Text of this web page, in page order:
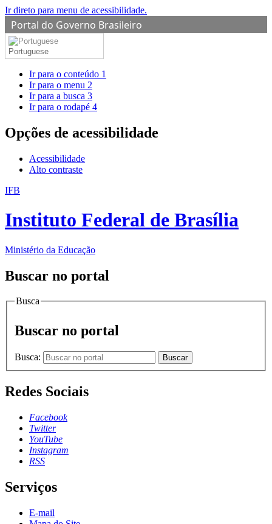
Ir direto para menu de acessibilidade.
Portal do Governo Brasileiro
Portuguese
Ir para o conteúdo 1
Ir para o menu 2
Ir para a busca 3
Ir para o rodapé 4
Opções de acessibilidade
Acessibilidade
Alto contraste
IFB
Instituto Federal de Brasília
Ministério da Educação
Buscar no portal
Busca
Buscar no portal
Busca: Buscar
Redes Sociais
Facebook
Twitter
YouTube
Instagram
RSS
Serviços
E-mail